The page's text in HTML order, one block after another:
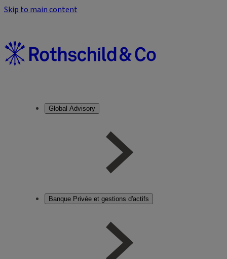
Skip to main content
Global Advisory
Banque Privée et gestions d'actifs